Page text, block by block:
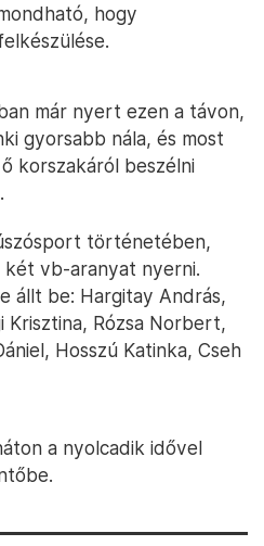
hogy
már nyert ezen a távon,
gyorsabb nála, és most
korszakáról beszélni
történetében,
vb-aranyat nyerni.
állt be: Hargitay András,
Krisztina, Rózsa Norbert,
Hosszú Katinka, Cseh
a nyolcadik idővel